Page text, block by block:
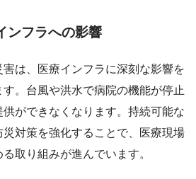
ンフラへの影響
は、医療インフラに深刻な影響を
。台風や洪水で病院の機能が停止
ができなくなります。持続可能な
対策を強化することで、医療現場
取り組みが進んでいます。